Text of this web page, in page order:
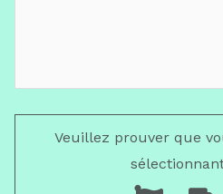
Veuillez prouver que